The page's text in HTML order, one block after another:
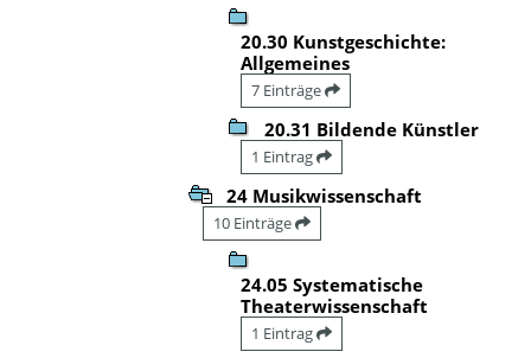
20.30 Kunstgeschichte:
Allgemeines
7 Einträge
20.31 Bildende Künstler
1 Eintrag
24 Musikwissenschaft
10 Einträge
24.05 Systematische
Theaterwissenschaft
1 Eintrag